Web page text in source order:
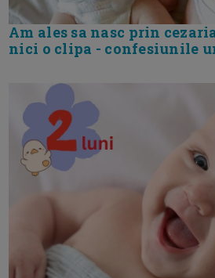
Am ales sa nasc prin
nici o clipa - confesiunile